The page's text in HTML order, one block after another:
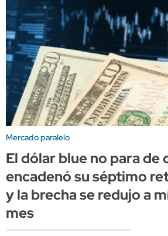
Mercado paralelo
El dólar blue no para de
encadenó su séptimo
y la brecha se redujo a
mes